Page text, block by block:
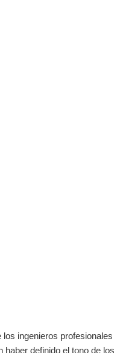
ingenieros profesionales
haber definido el tono de los